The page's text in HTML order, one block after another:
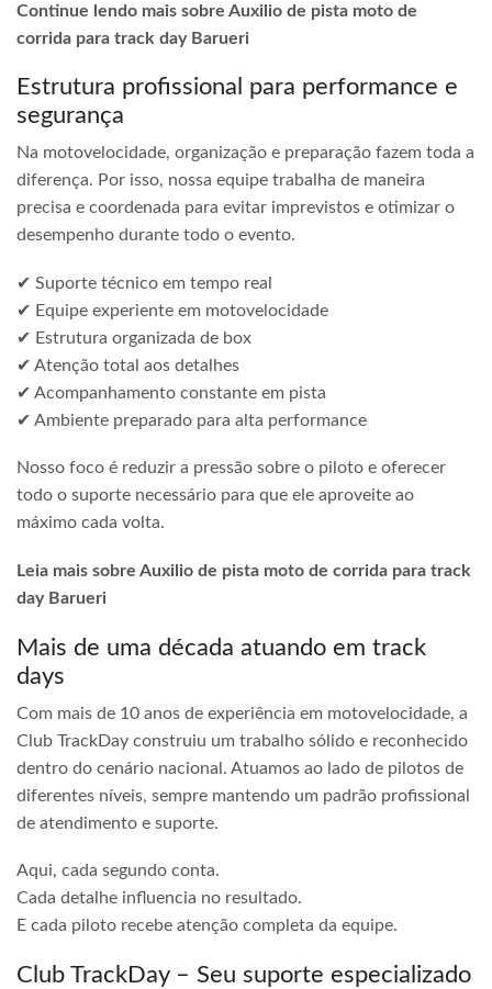
Continue lendo mais sobre Auxilio de pista moto de
corrida para track day Barueri
Estrutura profissional para performance e
segurança
Na motovelocidade, organização e preparação fazem toda a
diferença. Por isso, nossa equipe trabalha de maneira
precisa e coordenada para evitar imprevistos e otimizar o
desempenho durante todo o evento.
✔ Suporte técnico em tempo real
✔ Equipe experiente em motovelocidade
✔ Estrutura organizada de box
✔ Atenção total aos detalhes
✔ Acompanhamento constante em pista
✔ Ambiente preparado para alta performance
Nosso foco é reduzir a pressão sobre o piloto e oferecer
todo o suporte necessário para que ele aproveite ao
máximo cada volta.
Leia mais sobre Auxilio de pista moto de corrida para track
day Barueri
Mais de uma década atuando em track
days
Com mais de 10 anos de experiência em motovelocidade, a
Club TrackDay construiu um trabalho sólido e reconhecido
dentro do cenário nacional. Atuamos ao lado de pilotos de
diferentes níveis, sempre mantendo um padrão profissional
de atendimento e suporte.
Aqui, cada segundo conta.
Cada detalhe influencia no resultado.
E cada piloto recebe atenção completa da equipe.
Club TrackDay – Seu suporte especializado